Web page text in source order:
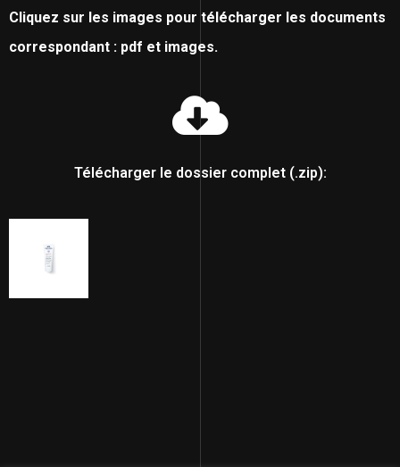
Cliquez sur les images pour télécharger les documents
correspondant : pdf et images.
Télécharger le dossier complet (.zip):